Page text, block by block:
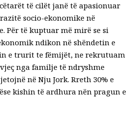
të cilët janë të apasionuar
socio-ekonomike në
. Për të kuptuar më mirë se si
ndikon në shëndetin e
e trurit te fëmijët, ne rekrutuam
nga familje të ndryshme
në Nju Jork. Rreth 30% e
kishin të ardhura nën pragun e